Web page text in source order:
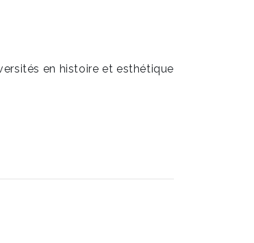
en histoire et esthétique